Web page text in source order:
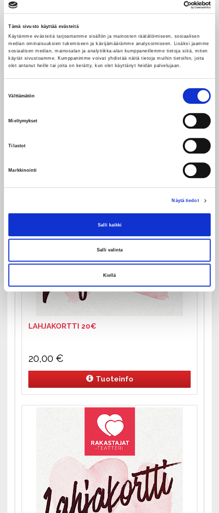
Tämä sivusto käyttää evästeitä
Käytämme evästeitä tarjoamamme sisällön ja mainosten räätälöimiseen, sosiaalisen
median ominaisuuksien tukemiseen ja kävijämäärämme analysoimiseen. Lisäksi jaamme
sosiaalisen median, mainosalan ja analytiikka-alan kumppaneillemme tietoja siitä, miten
käytät sivustoamme. Kumppanimme voivat yhdistää näitä tietoja muihin tietoihin, joita
olet antanut heille tai joita on kerätty, kun olet käyttänyt heidän palvelujaan.
Välttämätön
Mieltymykset
Tilastot
Markkinointi
Näytä tiedot
Salli kaikki
Salli valinta
Kiellä
10,00
LAHJAKORTTI 20€
20,00 €
Tuoteinfo